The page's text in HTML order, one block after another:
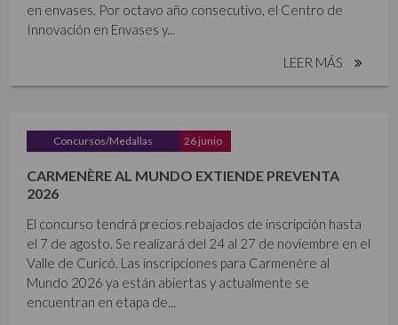
en envases. Por octavo año consecutivo, el Centro de
Innovación en Envases y...
LEER MÁS
Concursos/Medallas 26 junio
CARMENÈRE AL MUNDO EXTIENDE PREVENTA
2026
El concurso tendrá precios rebajados de inscripción hasta
el 7 de agosto. Se realizará del 24 al 27 de noviembre en el
Valle de Curicó. Las inscripciones para Carmenère al
Mundo 2026 ya están abiertas y actualmente se
encuentran en etapa de...